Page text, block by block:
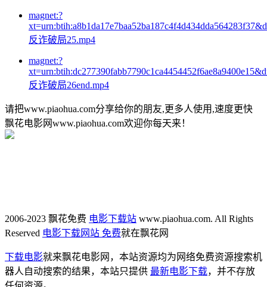
magnet:?
反诈破局25.mp4
magnet:?
反诈破局26end.mp4
请把www.piaohua.com分享给你的朋友,更多人使用,速度更快
飘花电影网www.piaohua.com欢迎你每天来！
2006-2023 飘花免费 电影下载站 www.piaohua.com. All Rights
Reserved 电影下载网站 免费就在飘花网
下载电影就来飘花电影网，本站资源均为网络免费资源搜索机
器人自动搜索的结果，本站只提供 最新电影下载，并不存放